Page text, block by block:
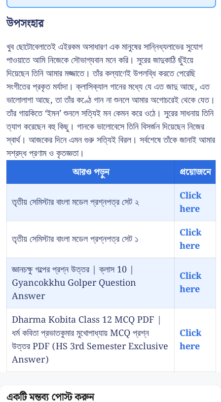
উপসংহার
খুব ছোটোবেলাতেই এইরকম অসাধারণ এক মানুষের সান্নিধ্যলাভের সুযোগ
পাওয়াতে আমি নিজেকে সৌভাগ্যবান মনে করি। সুরের জাদুকাঠি ছুঁইয়ে
দিয়েছেন তিনি আমার মজ্জাতে। তাঁর কল্যাণেই উপলব্ধি করতে পেরেছি
সংগীতের প্রকৃত মর্যাদা। ক্লাসিক্যাল গানের মধ্যে যে এত জাদু আছে, এত
ভালোলাগা আছে, তা তাঁর কণ্ঠে গান না শুনলে আমার অগোচরেই থেকে যেত।
তাঁর গায়কিতে ‘ইমন’ শুনলে সত্যিই মন কেমন করে ওঠে। সুরের সাধনায় তিনি
ত্যাগ করেছেন বহু কিছু। গানকে ভালোবেসে তিনি বিসর্জন দিয়েছেন নিজের
স্বার্থ। আজকের দিনে এমন গুরু সত্যিই বিরল। সর্বশেষে তাঁকে জানাই আমার
সশ্রদ্ধ প্রণাম ও কৃতজ্ঞতা।
আরও পড়ুন
প্রয়োজনে
তৃতীয় সেমিস্টার বাংলা মডেল প্রশ্নপত্র সেট ২
Click
here
তৃতীয় সেমিস্টার বাংলা মডেল প্রশ্নপত্র সেট ১
Click
here
জ্ঞানচক্ষু গল্পের প্রশ্ন উত্তর | ক্লাস 10 |
Gyancokkhu Golper Question
Answer
Click
here
Dharma Kobita Class 12 MCQ PDF |
ধর্ম কবিতা প্রভাতকুমার মুখোপাধ্যায় MCQ প্রশ্ন
উত্তর PDF (HS 3rd Semester Exclusive
Answer)
Click
here